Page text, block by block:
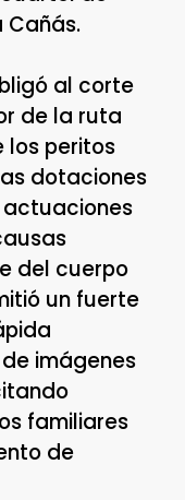
Cañás.
al corte
de la ruta
los peritos
dotaciones
actuaciones
del cuerpo
un fuerte
imágenes
familiares
de